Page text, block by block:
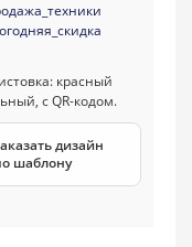
дизайн
шаблону